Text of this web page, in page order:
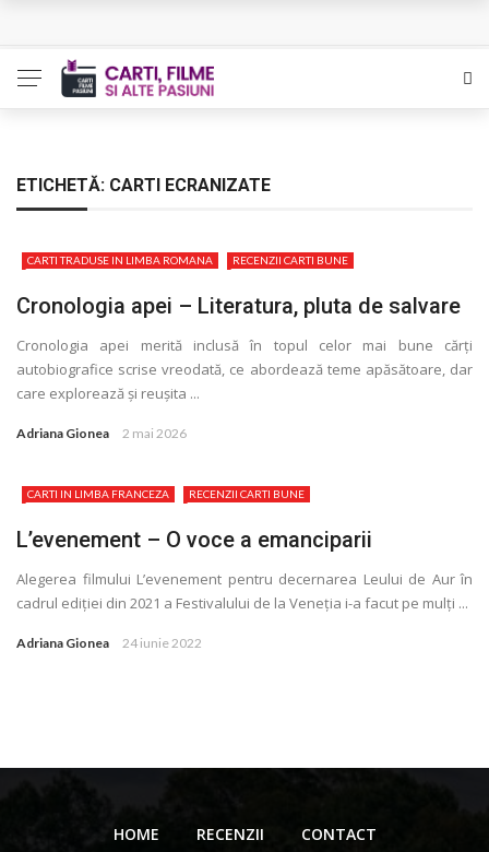
Bolla – O iubire interzisa din Pristina
Indragostitii de Franz K. – Justitiarii literaturii
ETICHETĂ: CARTI ECRANIZATE
CARTI TRADUSE IN LIMBA ROMANA RECENZII CARTI BUNE
Cronologia apei – Literatura, pluta de salvare
Cronologia apei merită inclusă în topul celor mai bune cărţi
autobiografice scrise vreodată, ce abordează teme apăsătoare, dar
care explorează și reușita ...
Adriana Gionea 2 mai 2026
CARTI IN LIMBA FRANCEZA RECENZII CARTI BUNE
L’evenement – O voce a emanciparii
Alegerea filmului L’evenement pentru decernarea Leului de Aur în
cadrul ediţiei din 2021 a Festivalului de la Veneţia i-a facut pe mulţi ...
Adriana Gionea 24 iunie 2022
HOME RECENZII CONTACT